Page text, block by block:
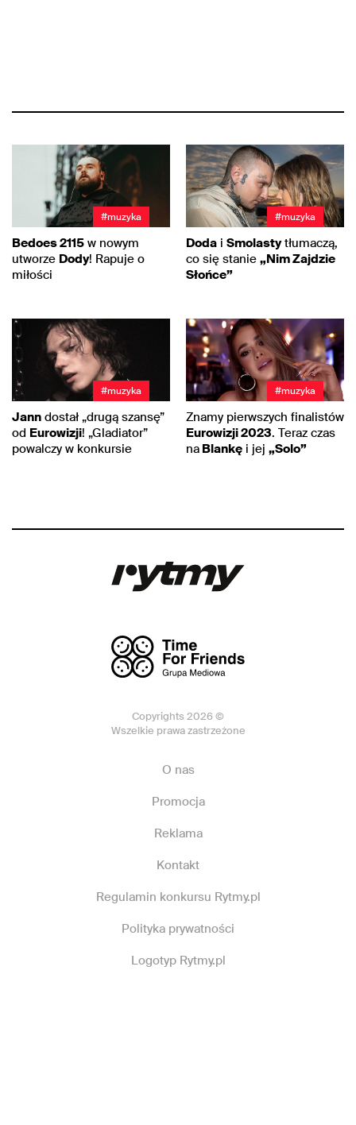
#muzyka
Bedoes 2115 w nowym
utworze Dody! Rapuje o
miłości
#muzyka
Doda i Smolastytłumaczą,
co się stanie „Nim Zajdzie
Słońce”
#muzyka
Jann dostał „drugą szansę”
od Eurowizji! „Gladiator”
powalczy w konkursie
#muzyka
Znamy pierwszych finalistów
Eurowizji 2023. Teraz czas
na Blankę i jej „Solo”
Copyrights 2026 ©
Wszelkie prawa zastrzeżone
O nas
Promocja
Reklama
Kontakt
Regulamin konkursu Rytmy.pl
Polityka prywatności
Logotyp Rytmy.pl